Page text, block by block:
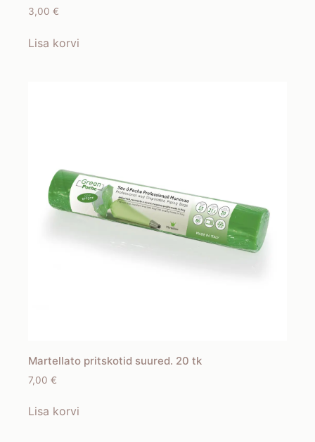
3,00 €
Lisa korvi
Martellato pritskotid suured. 20 tk
7,00 €
Lisa korvi